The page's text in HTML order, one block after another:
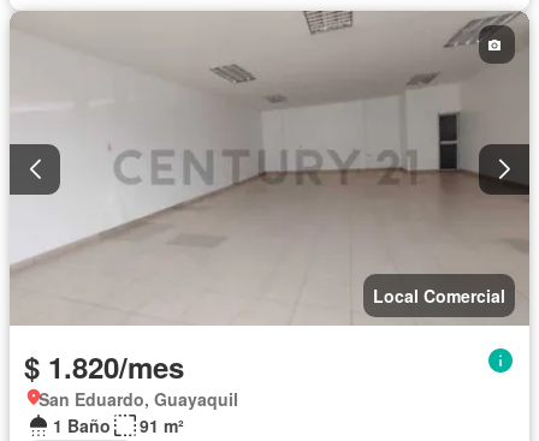
Local Comercial
$ 1.820/mes
San Eduardo, Guayaquil
1 Baño
91 m²